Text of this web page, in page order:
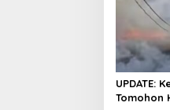
UPDATE:
Tomohon